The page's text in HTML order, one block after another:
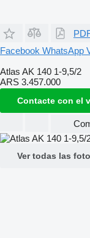
Facebook WhatsApp
Atlas AK 140 1-9,5/2
ARS 3.457.000
Contacte con el
Ver todas las